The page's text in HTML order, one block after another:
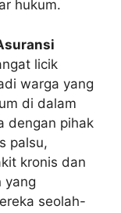
hukum.
licik
warga yang
di dalam
dengan pihak
palsu,
kronis dan
yang
seolah-